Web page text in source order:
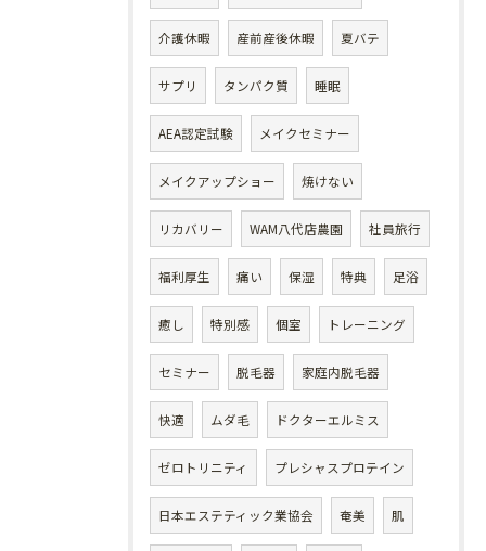
介護休暇 産前産後休暇 夏バテ
サプリ タンパク質 睡眠
AEA認定試験 メイクセミナー
メイクアップショー 焼けない
リカバリー WAM八代店農園 社員旅行
福利厚生 痛い 保湿 特典 足浴
癒し 特別感 個室 トレーニング
セミナー 脱毛器 家庭内脱毛器
快適 ムダ毛 ドクターエルミス
ゼロトリニティ プレシャスプロテイン
日本エステティック業協会 奄美 肌